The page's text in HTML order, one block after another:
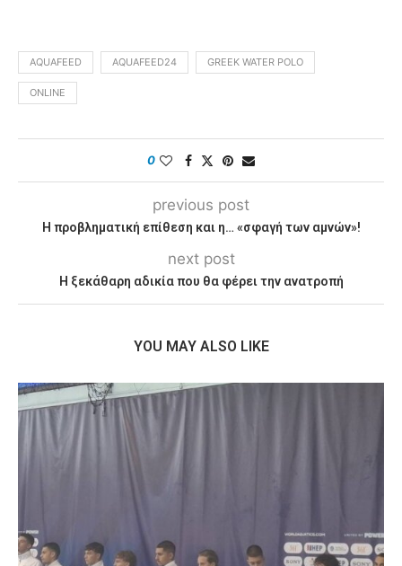
AQUAFEED AQUAFEED24 GREEK WATER POLO
ONLINE
0
previous post
Η προβληματική επίθεση και η… «σφαγή των αμνών»!
next post
Η ξεκάθαρη αδικία που θα φέρει την ανατροπή
YOU MAY ALSO LIKE